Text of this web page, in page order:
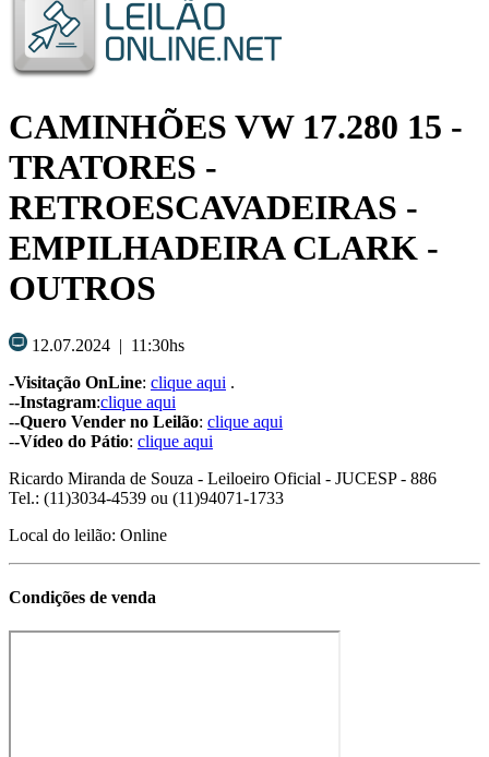
CAMINHÕES VW 17.280 15 -
TRATORES -
RETROESCAVADEIRAS -
EMPILHADEIRA CLARK -
OUTROS
12.07.2024 | 11:30hs
-Visitação OnLine: clique aqui .
--Instagram:clique aqui
--Quero Vender no Leilão: clique aqui
--Vídeo do Pátio: clique aqui
Ricardo Miranda de Souza - Leiloeiro Oficial - JUCESP - 886
Tel.: (11)3034-4539 ou (11)94071-1733
Local do leilão: Online
Condições de venda